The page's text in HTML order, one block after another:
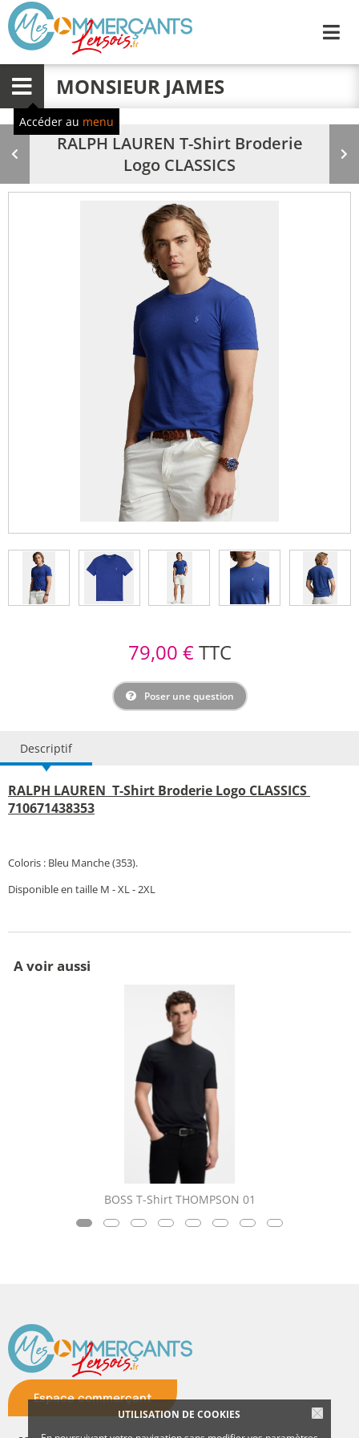
UTILISATION DE COOKIES
Menu MONSIEUR JAMES
Accéder au menu
Produit
RALPH LAUREN T-Shirt Broderie
Logo CLASSICS
79,00 €TTC
Poser une question
Descriptif
RALPH LAUREN T-Shirt Broderie Logo CLASSICS
710671438353
Coloris : Bleu Manche (353).
Disponible en taille M - XL - 2XL
A voir aussi
BOSS T-Shirt THOMPSON 01
Espace commerçant